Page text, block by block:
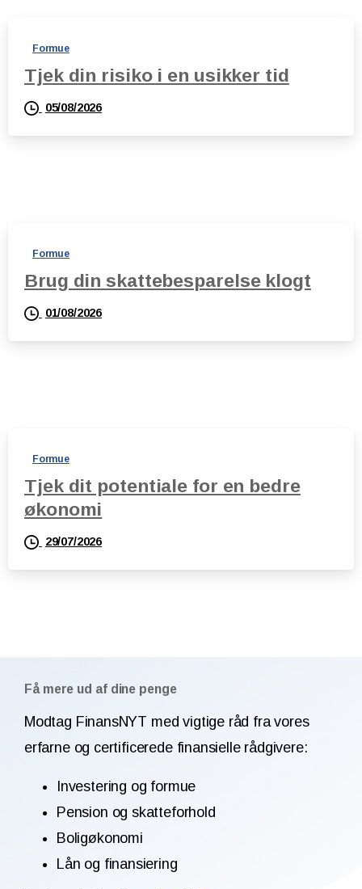
Formue
Tjek din risiko i en usikker tid
05/08/2026
Formue
Brug din skattebesparelse klogt
01/08/2026
Formue
Tjek dit potentiale for en bedre
økonomi
29/07/2026
Få mere ud af dine penge
Modtag FinansNYT med vigtige råd fra vores
erfarne og certificerede finansielle rådgivere:
Investering og formue
Pension og skatteforhold
Boligøkonomi
Lån og finansiering